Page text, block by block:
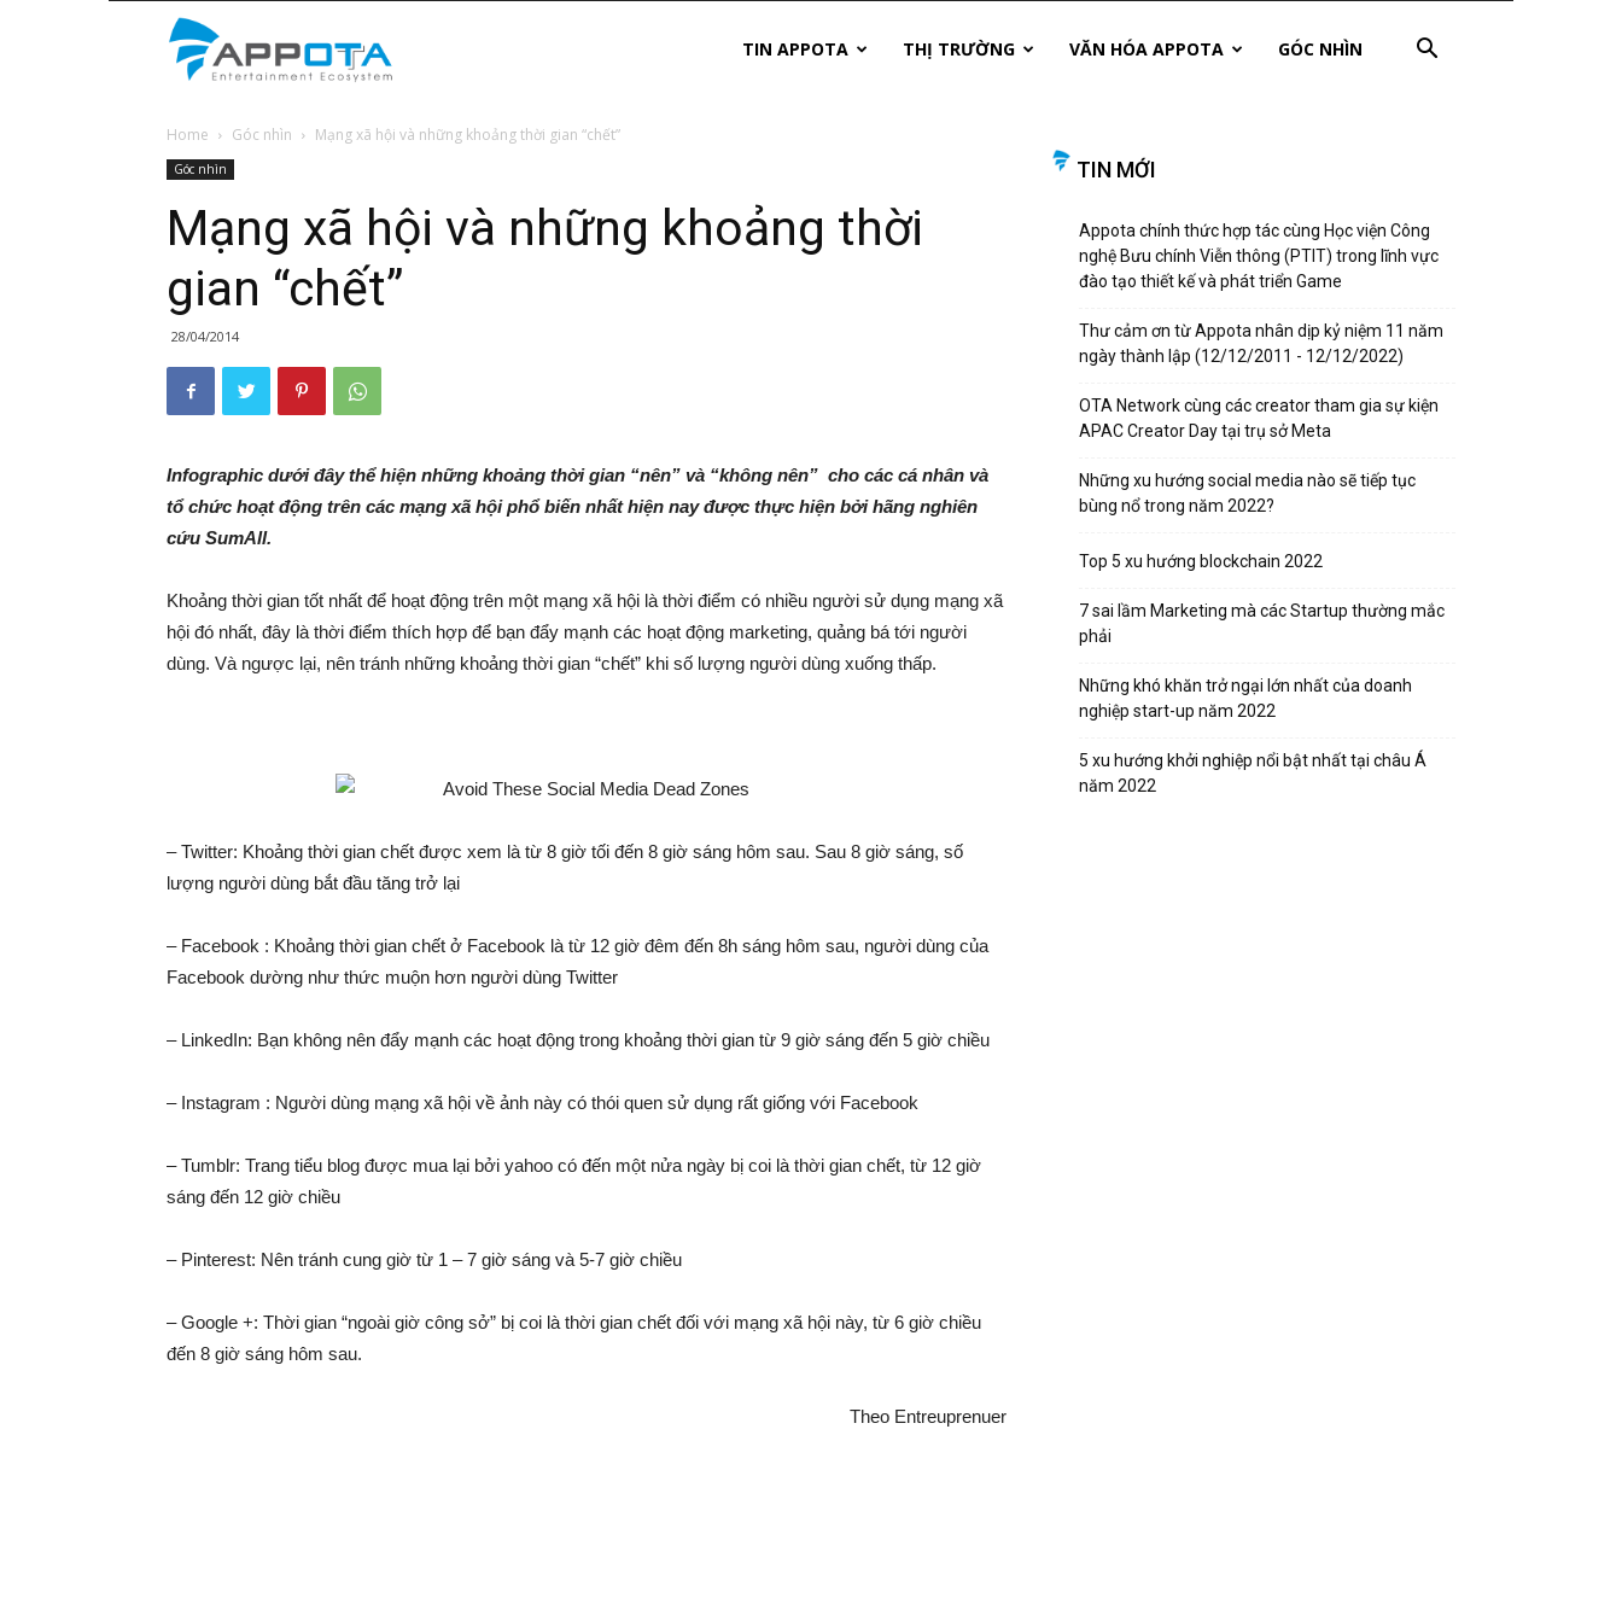
News
TIN APPOTA THỊ TRƯỜNG VĂN HÓA APPOTA GÓC NHÌN
Home Góc nhìn Mạng xã hội và những khoảng thời gian “chết”
Góc nhìn
Mạng xã hội và những khoảng thời
gian “chết”
28/04/2014
Infographic dưới đây thể hiện những khoảng thời gian “nên” và “không nên” cho các cá nhân và
tổ chức hoạt động trên các mạng xã hội phổ biến nhất hiện nay được thực hiện bởi hãng nghiên
cứu SumAll.
Khoảng thời gian tốt nhất để hoạt động trên một mạng xã hội là thời điểm có nhiều người sử dụng mạng xã
hội đó nhất, đây là thời điểm thích hợp để bạn đẩy mạnh các hoạt động marketing, quảng bá tới người
dùng. Và ngược lại, nên tránh những khoảng thời gian “chết” khi số lượng người dùng xuống thấp.
– Twitter: Khoảng thời gian chết được xem là từ 8 giờ tối đến 8 giờ sáng hôm sau. Sau 8 giờ sáng, số
lượng người dùng bắt đầu tăng trở lại
– Facebook : Khoảng thời gian chết ở Facebook là từ 12 giờ đêm đến 8h sáng hôm sau, người dùng của
Facebook dường như thức muộn hơn người dùng Twitter
– LinkedIn: Bạn không nên đẩy mạnh các hoạt động trong khoảng thời gian từ 9 giờ sáng đến 5 giờ chiều
– Instagram : Người dùng mạng xã hội về ảnh này có thói quen sử dụng rất giống với Facebook
– Tumblr: Trang tiểu blog được mua lại bởi yahoo có đến một nửa ngày bị coi là thời gian chết, từ 12 giờ
sáng đến 12 giờ chiều
– Pinterest: Nên tránh cung giờ từ 1 – 7 giờ sáng và 5-7 giờ chiều
– Google +: Thời gian “ngoài giờ công sở” bị coi là thời gian chết đối với mạng xã hội này, từ 6 giờ chiều
đến 8 giờ sáng hôm sau.
Theo Entreuprenuer
TIN MỚI
Appota chính thức hợp tác cùng Học viện Công
nghệ Bưu chính Viễn thông (PTIT) trong lĩnh vực
đào tạo thiết kế và phát triển Game
Thư cảm ơn từ Appota nhân dịp kỷ niệm 11 năm
ngày thành lập (12/12/2011 - 12/12/2022)
OTA Network cùng các creator tham gia sự kiện
APAC Creator Day tại trụ sở Meta
Những xu hướng social media nào sẽ tiếp tục
bùng nổ trong năm 2022?
Top 5 xu hướng blockchain 2022
7 sai lầm Marketing mà các Startup thường mắc
phải
Những khó khăn trở ngại lớn nhất của doanh
nghiệp start-up năm 2022
5 xu hướng khởi nghiệp nổi bật nhất tại châu Á
năm 2022